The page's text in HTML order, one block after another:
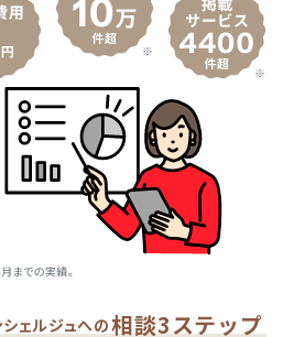
ェルジュへの相談3ステップ